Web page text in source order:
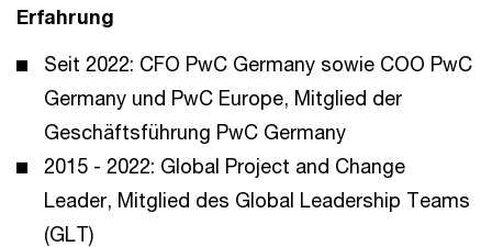
Erfahrung
Seit 2022: CFO PwC Germany sowie COO PwC
Germany und PwC Europe, Mitglied der
Geschäftsführung PwC Germany
2015 - 2022: Global Project and Change
Leader, Mitglied des Global Leadership Teams
(GLT)